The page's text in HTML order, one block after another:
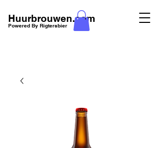
Huurbrouwen.com
Powered By Rigtersbier